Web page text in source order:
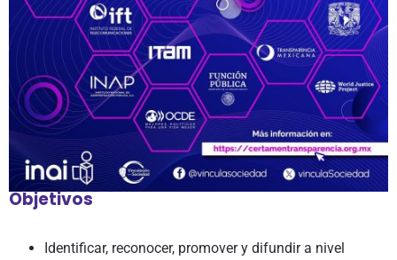
Objetivos
Identificar, reconocer, promover y difundir a nivel